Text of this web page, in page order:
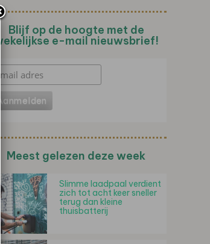
Blijf op de hoogte met de
wekelijkse e-mail nieuwsbrief!
Meest gelezen deze week
Slimme laadpaal verdient
zich tot acht keer sneller
terug dan kleine
thuisbatterij